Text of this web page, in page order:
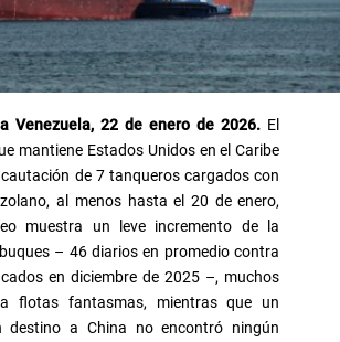
Venezuela, 22 de enero de 2026. El
mantiene Estados Unidos en el Caribe
de 7 tanqueros cargados con
al menos hasta el 20 de enero,
muestra un leve incremento de la
– ­­­­46 diarios en promedio contra
en diciembre de 2025 –, muchos
flotas fantasmas, mientras que un
destino a China no encontró ningún